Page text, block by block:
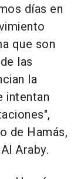
días en
que son
las
la
intentan
de Hamás,
Araby.